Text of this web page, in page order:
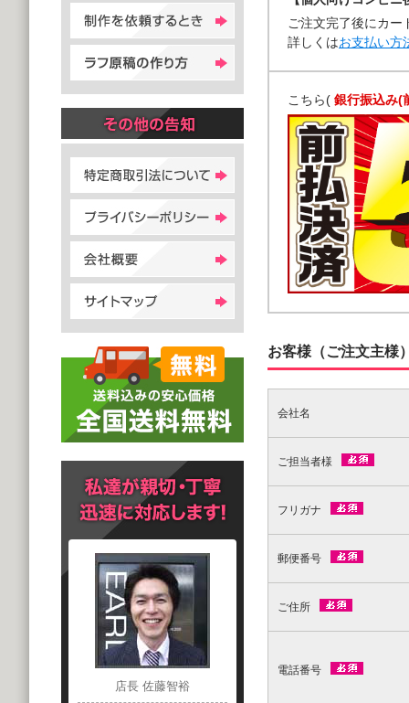
ご注文完了後にカー
詳しくはお支払い方
こちら( 銀行振込み(
お客様（ご注文主様
会社名
ご担当者様
フリガナ
郵便番号
ご住所
電話番号
店長 佐藤智裕